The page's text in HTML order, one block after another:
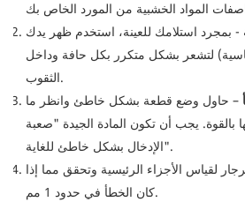
- بمجرد استلامك للعينة، استخدم ظهر يدك
لتشعر بشكل متكرر بكل حافة وداخل
الثقوب.
– حاول وضع قطعة بشكل خاطئ وانظر ما
بالقوة. يجب أن تكون المادة الجيدة "صعبة
الإدخال بشكل خاطئ للغاية".
لقياس الأجزاء الرئيسية وتحقق مما إذا
كان الخطأ في حدود 1 مم.